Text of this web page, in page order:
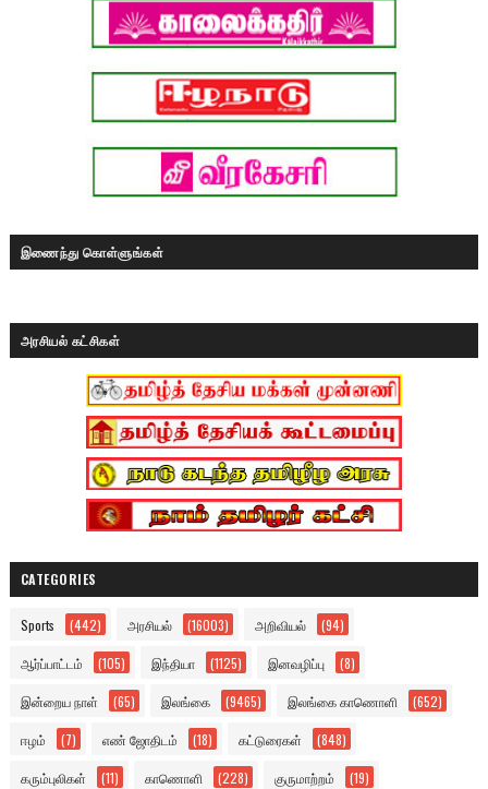
இணைந்து கொள்ளுங்கள்
அரசியல் கட்சிகள்
CATEGORIES
Sports (442) அரசியல் (16003) அறிவியல் (94)
ஆர்ப்பாட்டம் (105) இந்தியா (1125) இனவழிப்பு (8)
இன்றைய நாள் (65) இலங்கை (9465) இலங்கை காணொளி (652)
ஈழம் (7) எண் ஜோதிடம் (18) கட்டுரைகள் (848)
கரும்புலிகள் (11) காணொளி (228) குருமாற்றம் (19)